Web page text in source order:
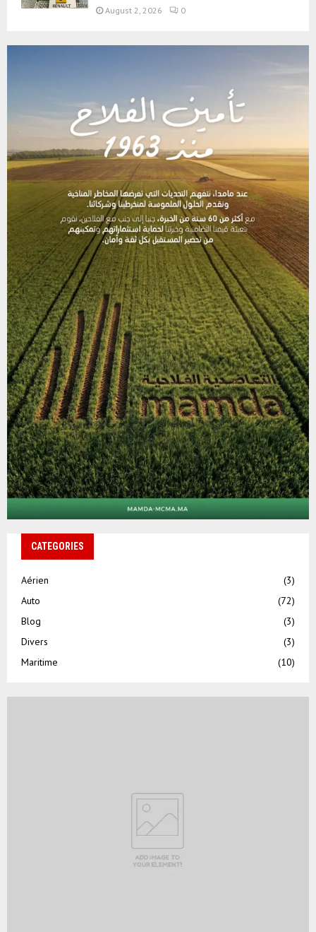
August 2, 2026 0
CATEGORIES
Aérien
(3)
Auto
(72)
Blog
(3)
Divers
(3)
Maritime
(10)